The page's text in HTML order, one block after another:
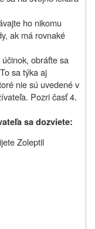
ho nikomu
ak má rovnaké
obráťte sa
sa týka aj
nie sú uvedené v
Pozri časť 4.
sa dozviete:
Zoleptil